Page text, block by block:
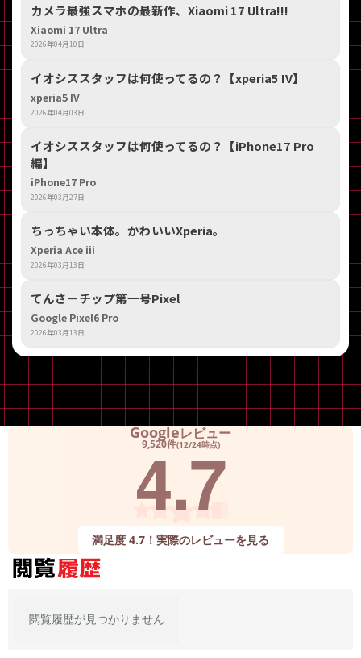
カメラ最強スマホの最新作、Xiaomi 17 Ultra!!!
Xiaomi 17 Ultra
2026年04月10日
イオシススタッフは何使ってるの？【xperia5 IV】
xperia5 IV
2026年04月03日
イオシススタッフは何使ってるの？【iPhone17 Pro
編】
iPhone17 Pro
2026年03月27日
ちっちゃい本体。かわいいXperia。
Xperia Ace iii
2026年03月13日
てんさーチップ第一号Pixel
Google Pixel6 Pro
2026年03月13日
Googleレビュー
9,520件(12/24時点)
4.7
満足度 4.7！実際のレビューを見る
閲覧履歴が見つかりません